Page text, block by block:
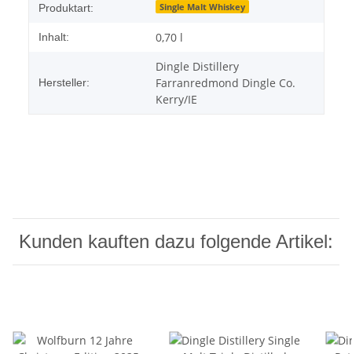
Produktart: Single Malt Whiskey
Inhalt: 0,70 l
Hersteller:
Dingle Distillery
Farranredmond Dingle Co.
Kerry/IE
Kunden kauften dazu folgende Artikel: